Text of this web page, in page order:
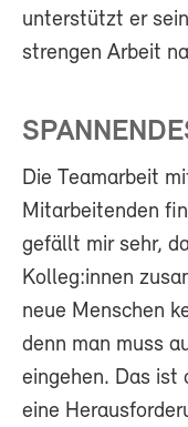
unterstützt er
strengen Arbeit
Die Teamarbeit
Mitarbeitenden
gefällt mir sehr,
Kolleg:innen
neue Menschen
denn man muss
eingehen. Das ist
eine